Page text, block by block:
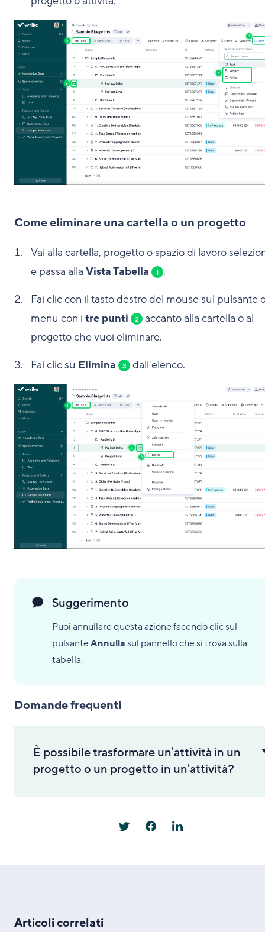
Come eliminare una cartella o un progetto
Vai alla cartella, progetto o spazio di lavoro
e passa alla Vista Tabella 1 .
Fai clic con il tasto destro del mouse sul pulsante
menu con i tre punti 2
accanto alla cartella o al
progetto che vuoi eliminare.
Fai clic su Elimina 3 dall'elenco.
Suggerimento
Puoi annullare questa azione facendo clic sul
pulsanteAnnullasul pannello che si trova sulla
tabella.
Domande frequenti
È possibile trasformare un'attività in un
progetto o un progetto in un'attività?
Articoli correlati